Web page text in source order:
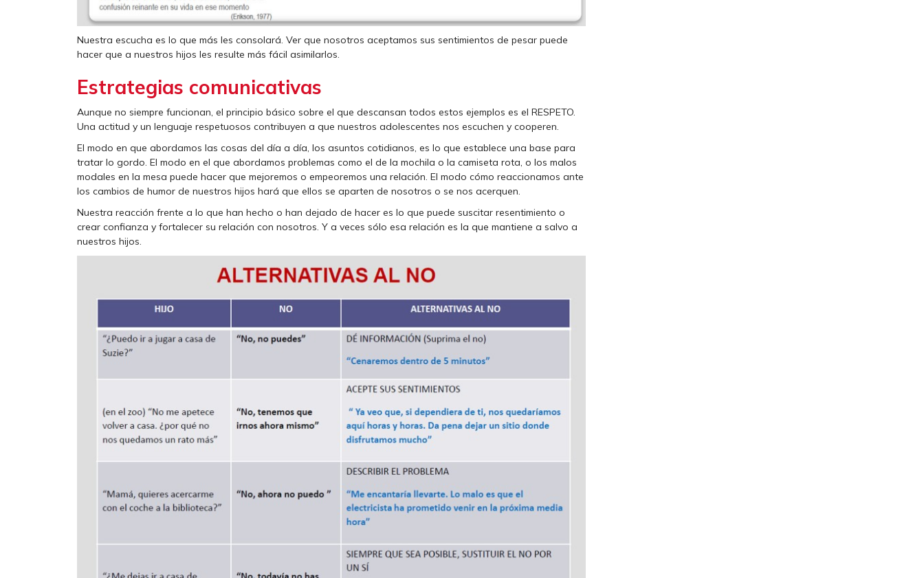
Nuestra escucha es lo que más les consolará. Ver que nosotros aceptamos sus sentimientos de pesar puede
hacer que a nuestros hijos les resulte más fácil asimilarlos.
Estrategias comunicativas
Aunque no siempre funcionan, el principio básico sobre el que descansan todos estos ejemplos es el RESPETO.
Una actitud y un lenguaje respetuosos contribuyen a que nuestros adolescentes nos escuchen y cooperen.
El modo en que abordamos las cosas del día a día, los asuntos cotidianos, es lo que establece una base para
tratar lo gordo. El modo en el que abordamos problemas como el de la mochila o la camiseta rota, o los malos
modales en la mesa puede hacer que mejoremos o empeoremos una relación. El modo cómo reaccionamos ante
los cambios de humor de nuestros hijos hará que ellos se aparten de nosotros o se nos acerquen.
Nuestra reacción frente a lo que han hecho o han dejado de hacer es lo que puede suscitar resentimiento o
crear confianza y fortalecer su relación con nosotros. Y a veces sólo esa relación es la que mantiene a salvo a
nuestros hijos.